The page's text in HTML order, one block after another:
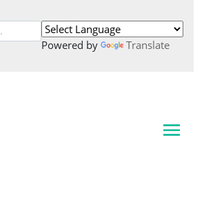
Powered by Translate